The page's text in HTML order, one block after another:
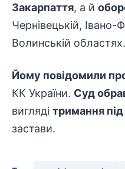
Закарпаття, а й
Чернівецькій, Івано-
Волинській областях.
Йому повідомили
КК України. Суд
вигляді тримання
застави.